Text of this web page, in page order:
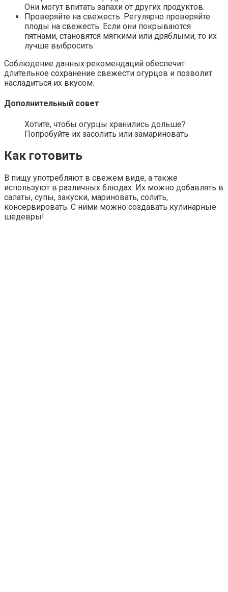
Они могут впитать запахи от других продуктов.
Проверяйте на свежесть: Регулярно проверяйте
плоды на свежесть. Если они покрываются
пятнами, становятся мягкими или дряблыми, то их
лучше выбросить.
Соблюдение данных рекомендаций обеспечит
длительное сохранение свежести огурцов и позволит
насладиться их вкусом.
Дополнительный совет
Хотите, чтобы огурцы хранились дольше?
Попробуйте их засолить или замариновать
Как готовить
В пищу употребляют в свежем виде, а также
используют в различных блюдах. Их можно добавлять в
салаты, супы, закуски, мариновать, солить,
консервировать. С ними можно создавать кулинарные
шедевры!